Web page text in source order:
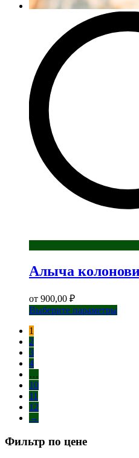
Алыча
от 900,00 ₽
Выберите параметрыЭтот
1
2
3
4
…
10
11
12
→
Фильтр по цене